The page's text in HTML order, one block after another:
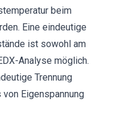
beim
Eine eindeutige
ist sowohl am
Analyse möglich.
Trennung
Eigenspannung